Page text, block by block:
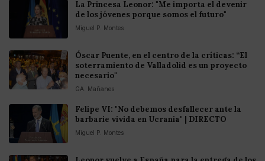
La Princesa Leonor: "Me importa el devenir
de los jóvenes porque somos el futuro"
Miguel P. Montes
Óscar Puente, en el centro de la críticas: “El
soterramiento de Valladolid es un proyecto
necesario"
GA. Mañanes
Felipe VI: "No debemos desfallecer ante la
barbarie vivida en Ucrania" | DIRECTO
Miguel P. Montes